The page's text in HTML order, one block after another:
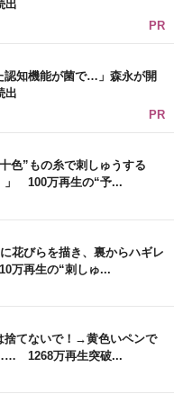
出
PR
認知機能が菌で…」森永が開
出
PR
色”もの糸で刺しゅうする
100万再生の“予...
花びらを描き、裏からハギレ
再生の“刺しゅ...
捨てないで！→黄色いペンで
1268万再生突破...